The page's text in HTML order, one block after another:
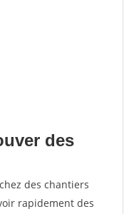
des
des chantiers
rapidement des